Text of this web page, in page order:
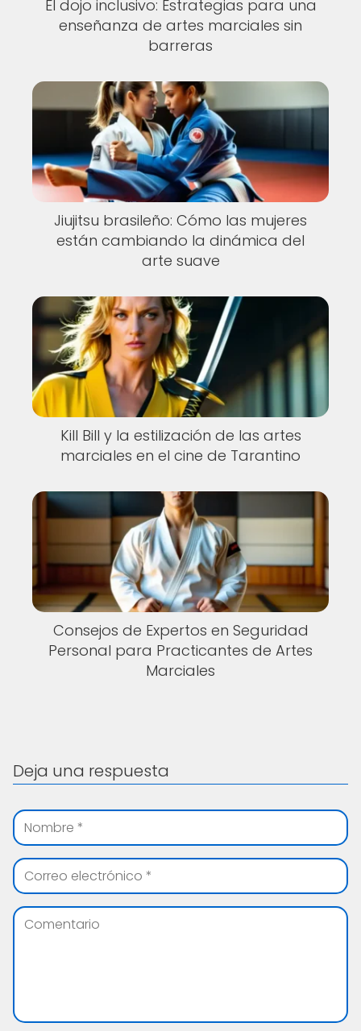
El dojo inclusivo: Estrategias para una
enseñanza de artes marciales sin
barreras
Jiujitsu brasileño: Cómo las mujeres
están cambiando la dinámica del
arte suave
Kill Bill y la estilización de las artes
marciales en el cine de Tarantino
Consejos de Expertos en Seguridad
Personal para Practicantes de Artes
Marciales
Deja una respuesta